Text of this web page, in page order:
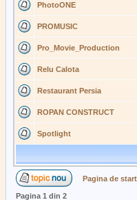
PhotoONE
PROMUSIC
Pro_Movie_Production
Relu Calota
Restaurant Persia
ROPAN CONSTRUCT
Spotlight
Pagina de
Pagina 1 din 2